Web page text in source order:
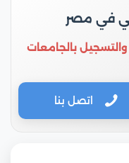
في مصر
والتسجيل بالجامعات
اتصل بنا